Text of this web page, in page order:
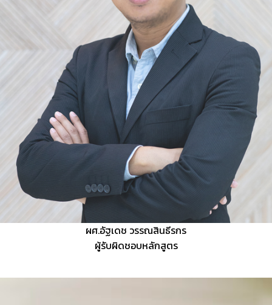
ผศ.อัฐเดช วรรณสินธีรกร
ผู้รับผิดชอบหลักสูตร